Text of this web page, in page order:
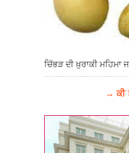
ਚਿੱਭੜ ਦੀ ਖ਼ੁਰਾਕੀ ਮਹਿਮਾ
→ ਕੀ